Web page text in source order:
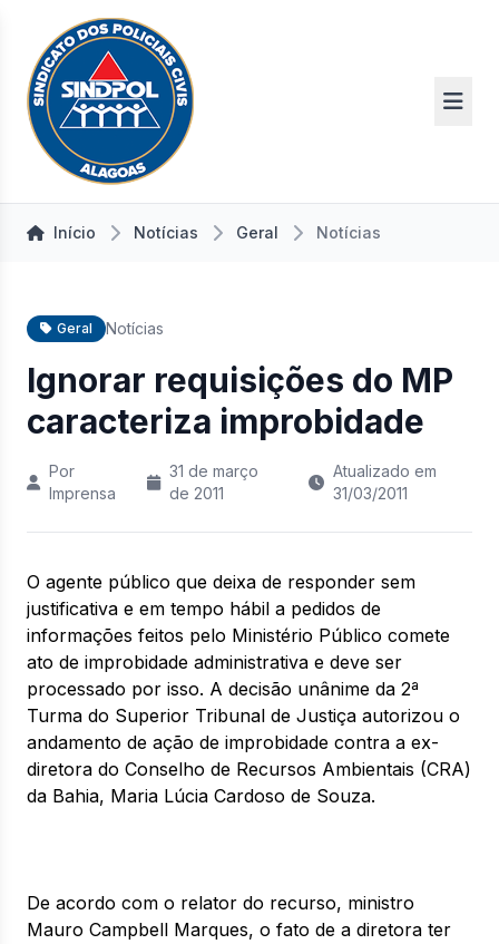
Início Notícias Geral Notícias
Geral Notícias
Ignorar requisições do MP
caracteriza improbidade
Por
Imprensa
31 de março
de 2011
Atualizado em
31/03/2011
O agente público que deixa de responder sem
justificativa e em tempo hábil a pedidos de
informações feitos pelo Ministério Público comete
ato de improbidade administrativa e deve ser
processado por isso. A decisão unânime da 2ª
Turma do Superior Tribunal de Justiça autorizou o
andamento de ação de improbidade contra a ex-
diretora do Conselho de Recursos Ambientais (CRA)
da Bahia, Maria Lúcia Cardoso de Souza.
De acordo com o relator do recurso, ministro
Mauro Campbell Marques, o fato de a diretora ter